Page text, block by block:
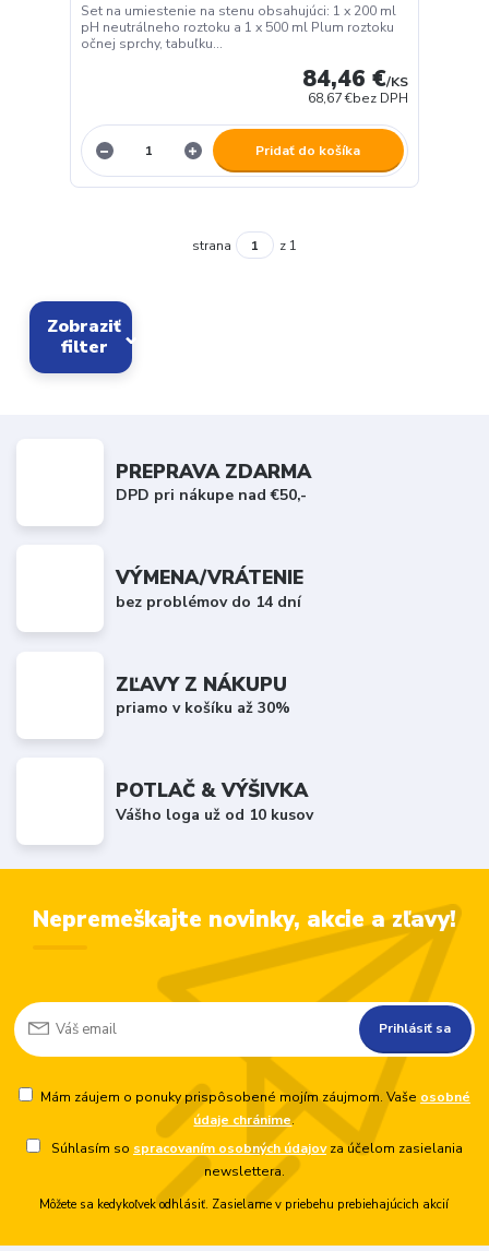
Set na umiestenie na stenu obsahujúci: 1 x 200 ml
pH neutrálneho roztoku a 1 x 500 ml Plum roztoku
očnej sprchy, tabuľku...
84,46 €/KS
68,67 €bez DPH
Pridať do košíka
strana z 1
Zobraziť
filter
PREPRAVA ZDARMA
DPD pri nákupe nad €50,-
VÝMENA/VRÁTENIE
bez problémov do 14 dní
ZĽAVY Z NÁKUPU
priamo v košíku až 30%
POTLAČ & VÝŠIVKA
Vášho loga už od 10 kusov
Nepremeškajte novinky, akcie a zľavy!
Prihlásiť sa
Mám záujem o ponuky prispôsobené mojím záujmom. Vaše osobné
údaje chránime.
Súhlasím so spracovaním osobných údajovza účelom zasielania
newslettera.
Môžete sa kedykoľvek odhlásiť. Zasielame v priebehu prebiehajúcich akcií